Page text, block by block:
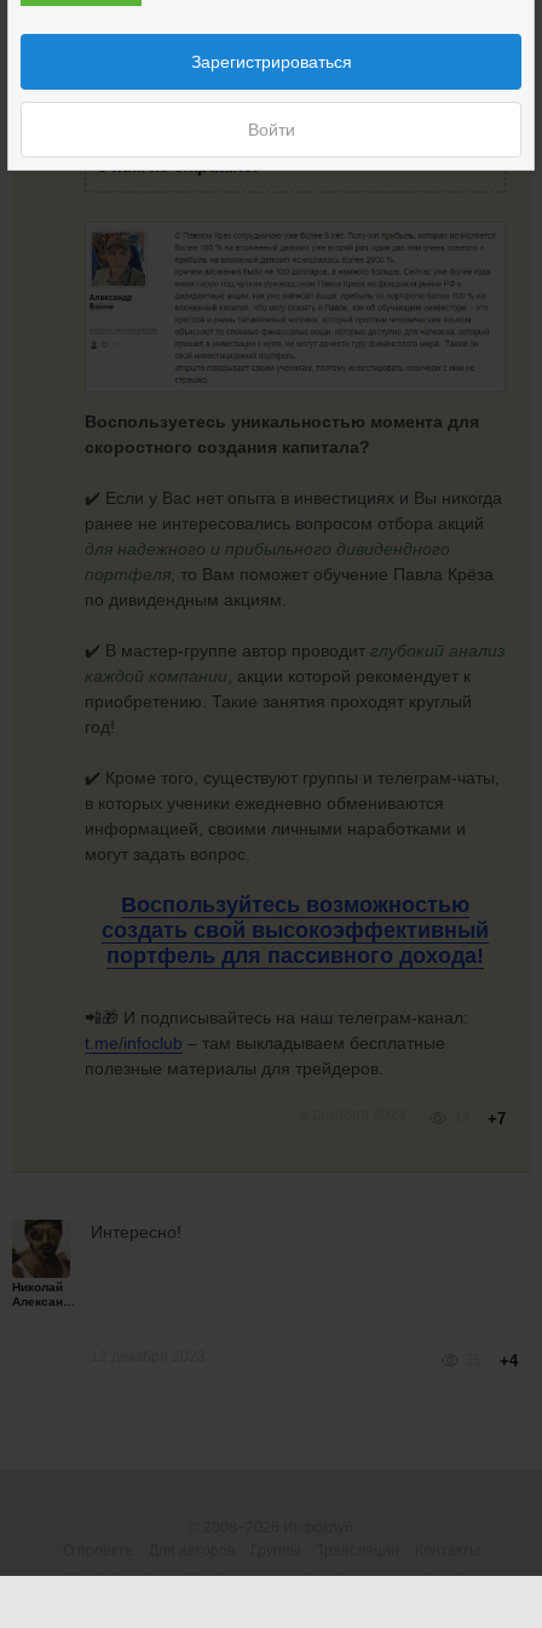
Зарегистрироваться
Войти
нуля.
Также он свой инвестиционный
ученикам, поэтомуинвестировать новичкам
с ним не страшно.
Воспользуетесь уникальностью момента для
скоростного создания капитала?
✔️ Если у Вас нет опыта в инвестициях и Вы никогда
ранее не интересовались вопросом отбора акций
для надежного и прибыльного дивидендного
портфеля , то Вам поможет обучение Павла Крёза
по дивидендным акциям.
✔️ В мастер-группе автор проводит глубокий анализ
каждой компании , акции которой рекомендует к
приобретению. Такие занятия проходят круглый
год!
✔️ Кроме того, существуют группы и телеграм-чаты,
в которых ученики ежедневно обмениваются
информацией, своими личными наработками и
могут задать вопрос.
Воспользуйтесь возможностью
создать свой высокоэффективный
портфель для пассивного дохода!
📲🎁 И подписывайтесь на наш телеграм-канал:
t.me/infoclub – там выкладываем бесплатные
полезные материалы для трейдеров.
+7
Николай
Интересно!
+4